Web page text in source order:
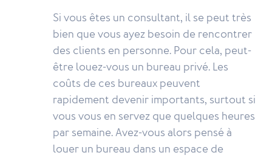
Si vous êtes un consultant, il se peut très
bien que vous ayez besoin de rencontrer
des clients en personne. Pour cela, peut-
être louez-vous un bureau privé. Les
coûts de ces bureaux peuvent
rapidement devenir importants, surtout si
vous vous en servez que quelques heures
par semaine. Avez-vous alors pensé à
louer un bureau dans un espace de